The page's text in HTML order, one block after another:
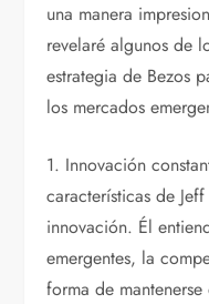
una manera
revelaré algunos de
estrategia de Bezos
los mercados
1. Innovación
características de
innovación. Él
emergentes, la
forma de